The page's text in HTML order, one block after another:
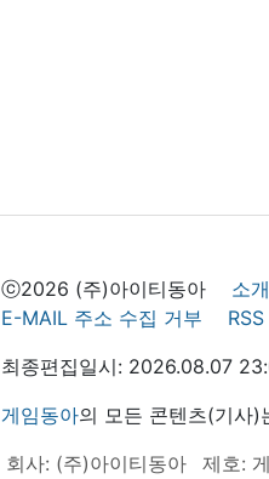
ⓒ2026 (주)아이티동아 소개
E-MAIL 주소 수집 거부
RSS
최종편집일시: 2026.08.07
게임동아의 모든 콘텐츠(기사)
회사: (주)아이티동아
제호: